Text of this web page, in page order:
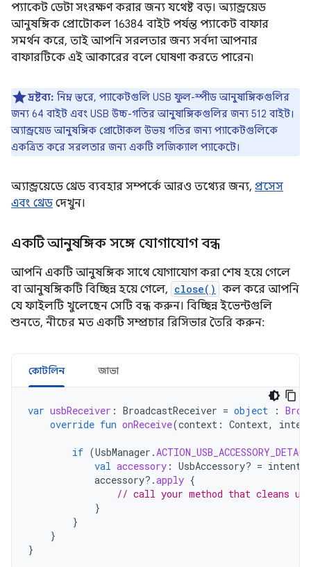
প্যাকেট ডেটা সংরক্ষণ করার জন্য যথেষ্ট বড়। অ্যান্ড্রয়েড
আনুষঙ্গিক প্রোটোকল 16384 বাইট পর্যন্ত প্যাকেট বাফার
সমর্থন করে, তাই আপনি সরলতার জন্য সর্বদা আপনার
বাফারটিকে এই আকারের বলে ঘোষণা করতে পারেন৷
দ্রষ্টব্য: নিম্ন স্তরে, প্যাকেটগুলি USB ফুল-স্পীড আনুষাঙ্গিকগুলির
জন্য 64 বাইট এবং USB উচ্চ-গতির আনুষাঙ্গিকগুলির জন্য 512 বাইট।
অ্যান্ড্রয়েড আনুষঙ্গিক প্রোটোকল উভয় গতির জন্য প্যাকেটগুলিকে
একত্রিত করে সরলতার জন্য একটি লজিক্যাল প্যাকেটে।
অ্যান্ড্রয়েডে থ্রেড ব্যবহার সম্পর্কে আরও তথ্যের জন্য, প্রসেস
এবং থ্রেড দেখুন।
একটি আনুষঙ্গিক সঙ্গে যোগাযোগ বন্ধ
আপনি একটি আনুষঙ্গিক সাথে যোগাযোগ করা শেষ হয়ে গেলে
বা আনুষঙ্গিকটি বিচ্ছিন্ন হয়ে গেলে, close() কল করে আপনি
যে ফাইলটি খুলেছেন সেটি বন্ধ করুন। বিচ্ছিন্ন ইভেন্টগুলি
শুনতে, নীচের মত একটি সম্প্রচার রিসিভার তৈরি করুন:
কোটলিন জাভা
var usbReceiver : BroadcastReceiver = object :
override fun onReceive(context : Context,
if (UsbManager .
val accessory : UsbAccessory? = intent
accessory?.apply {
// call your method that cleans up
}
}
}
}